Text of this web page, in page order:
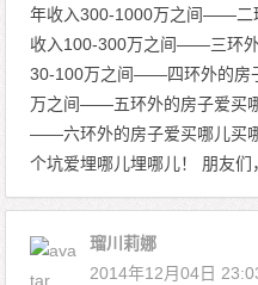
年收入300-1000万之间——二
收入100-300万之间——三环
30-100万之间——四环外的房
万之间——五环外的房子爱买
——六环外的房子爱买哪儿买
个坑爱埋哪儿埋哪儿！ 朋友们
瑠川莉娜
2014年12月04日